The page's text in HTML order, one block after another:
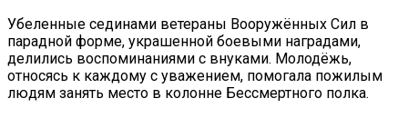
Убеленные сединами ветераны Вооружённых Сил в
парадной форме, украшенной боевыми наградами,
делились воспоминаниями с внуками. Молодёжь,
относясь к каждому с уважением, помогала пожилым
людям занять место в колонне Бессмертного полка.